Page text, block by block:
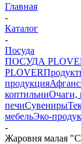
Главная
-
Каталог
-
Посуда
ПОСУДА
PLOVER
продукция
коптильниОчаги,
печиСувениры
мебельЭко-
-
Жаровня малая